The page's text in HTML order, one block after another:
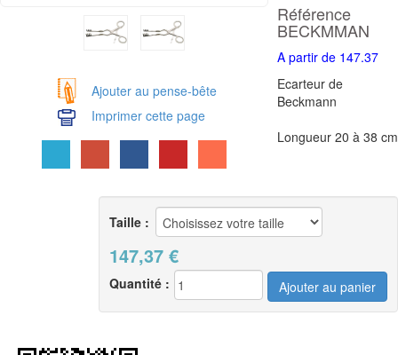
Ajouter au pense-bête
Imprimer cette page
Taille :
147,37 €
Quantité :
Référence
BECKMMAN
A partir de 147.37
Ecarteur de
Beckmann
Longueur 20 à 38 cm